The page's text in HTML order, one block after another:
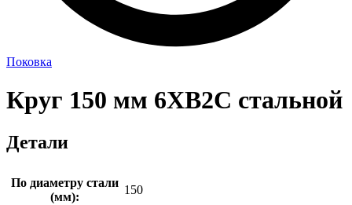
Поковка
Круг 150 мм 6ХВ2С стальной
Детали
По диаметру стали
(мм):
150